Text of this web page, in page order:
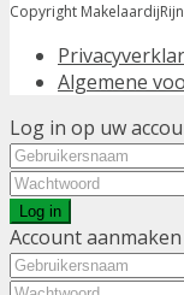
Copyright
Algemene
Log in op uw
Log in
Account aanmaken